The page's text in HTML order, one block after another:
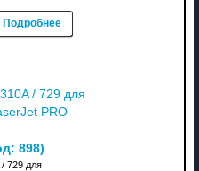
Подробнее
/ 729 для
PRO
898)
729 для